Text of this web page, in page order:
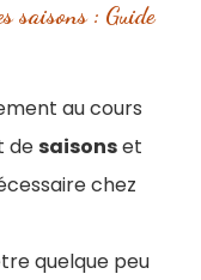
saisons : Guide
au cours
desaisonset
chez
quelque peu